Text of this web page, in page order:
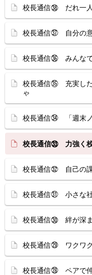
校長通信㊳ だれ一
校長通信㊲ 自分の
校長通信㊱ みんな
校長通信㉟ 充実し
ゃ
校長通信㉞ 「週末
校長通信㉝ 力強く
校長通信㉜ 自己の
校長通信㉛ 小さな
校長通信㉚ 絆が深
校長通信㉙ ワクワ
校長通信㉘ ペアで